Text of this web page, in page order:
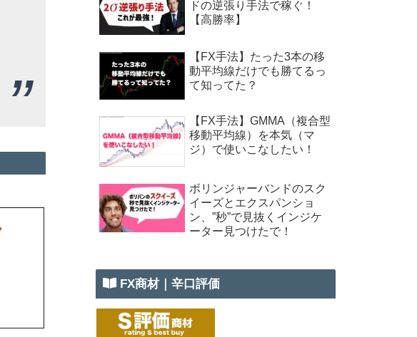
ドの逆張り手法で稼ぐ！
【高勝率】
【FX手法】たった3本の移
動平均線だけでも勝てるっ
て知ってた？
【FX手法】GMMA（複合型
移動平均線）を本気（マ
ジ）で使いこなしたい！
ボリンジャーバンドのスク
イーズとエクスパンショ
ン、”秒”で見抜くインジケ
ーター見つけたで！
FX商材｜辛口評価